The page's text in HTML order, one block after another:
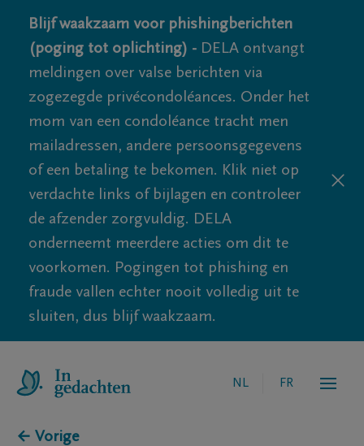
Blijf waakzaam voor phishingberichten
(poging tot oplichting) - DELA ontvangt
meldingen over valse berichten via
zogezegde privécondoléances. Onder het
mom van een condoléance tracht men
mailadressen, andere persoonsgegevens
of een betaling te bekomen. Klik niet op
verdachte links of bijlagen en controleer
de afzender zorgvuldig. DELA
onderneemt meerdere acties om dit te
voorkomen. Pogingen tot phishing en
fraude vallen echter nooit volledig uit te
sluiten, dus blijf waakzaam.
NL FR
← Vorige